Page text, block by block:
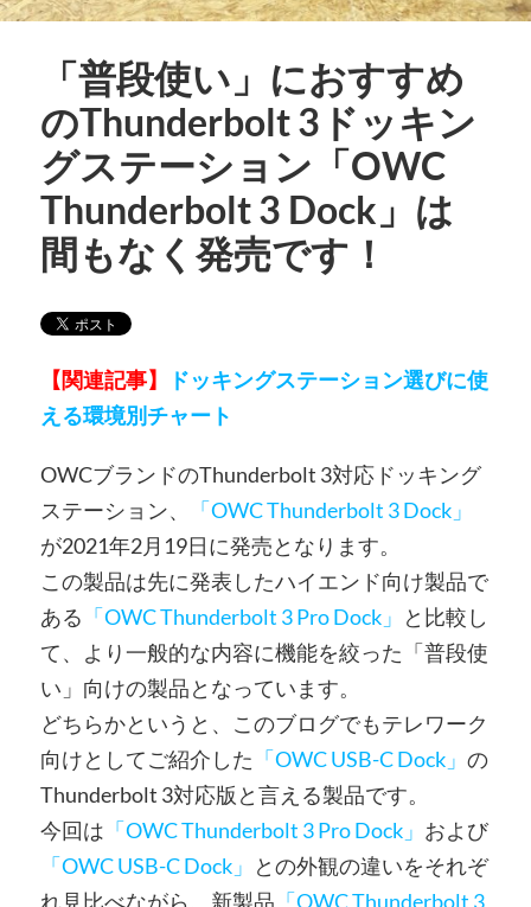
「普段使い」におすすめ
のThunderbolt 3ドッキン
グステーション「OWC
Thunderbolt 3 Dock」は
間もなく発売です！
【関連記事】
ドッキングステーション選びに使
える環境別チャート
OWCブランドのThunderbolt 3対応ドッキング
ステーション、
「OWC Thunderbolt 3 Dock」
が2021年2月19日に発売となります。
この製品は先に発表したハイエンド向け製品で
ある 「OWC Thunderbolt 3 Pro Dock」 と比較し
て、より一般的な内容に機能を絞った「普段使
い」向けの製品となっています。
どちらかというと、このブログでもテレワーク
向けとしてご紹介した 「OWC USB-C Dock」 の
Thunderbolt 3対応版と言える製品です。
今回は 「OWC Thunderbolt 3 Pro Dock」 および
「OWC USB-C Dock」 との外観の違いをそれぞ
れ見比べながら、新製品 「OWC Thunderbolt 3